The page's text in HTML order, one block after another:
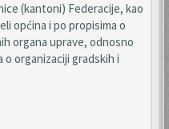
(kantoni) Federacije, kao
općina i po propisima o
organa uprave, odnosno
o organizaciji gradskih i